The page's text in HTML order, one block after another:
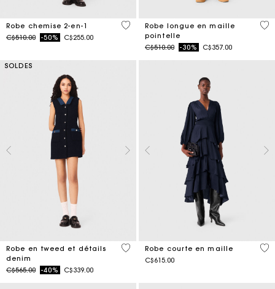
Robe chemise 2-en-1
Price reduced from
C$510.00to-50% C$255.00
5 out of 5 Customer Rating
Robe longue en maille
pointelle
Price reduced from
C$510.00to-30% C$357.00
4,8
SOLDES
Robe en tweed et détails
denim
Price reduced from
C$565.00to-40% C$339.00
5 out of 5 Customer Rating
Robe courte en maille
C$615.00
4,2